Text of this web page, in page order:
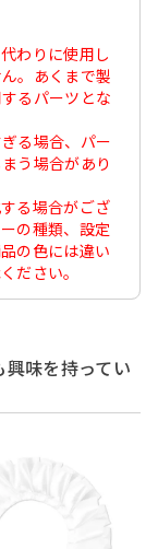
わりに使用し
。あくまで製
るパーツとな
る場合、パー
う場合があり
る場合がござ
の種類、設定
の色には違い
ださい。
味を持ってい